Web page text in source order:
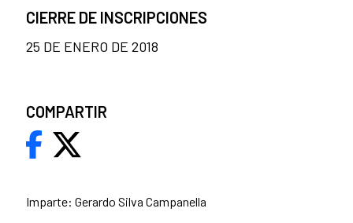
Imparte: Gerardo Silva Campanella
CIERRE DE INSCRIPCIONES
25 DE ENERO DE 2018
COMPARTIR